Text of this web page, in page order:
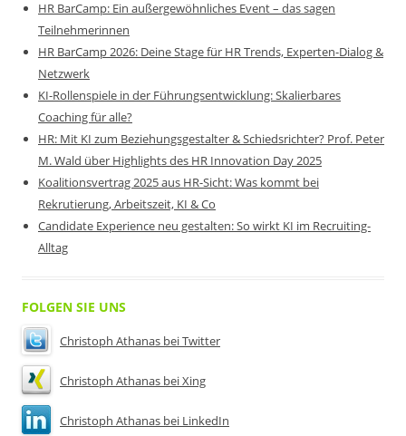
HR BarCamp: Ein außergewöhnliches Event – das sagen
Teilnehmerinnen
HR BarCamp 2026: Deine Stage für HR Trends, Experten-Dialog &
Netzwerk
KI-Rollenspiele in der Führungsentwicklung: Skalierbares
Coaching für alle?
HR: Mit KI zum Beziehungsgestalter & Schiedsrichter? Prof. Peter
M. Wald über Highlights des HR Innovation Day 2025
Koalitionsvertrag 2025 aus HR-Sicht: Was kommt bei
Rekrutierung, Arbeitszeit, KI & Co
Candidate Experience neu gestalten: So wirkt KI im Recruiting-
Alltag
FOLGEN SIE UNS
Christoph Athanas bei Twitter
Christoph Athanas bei Xing
Christoph Athanas bei LinkedIn